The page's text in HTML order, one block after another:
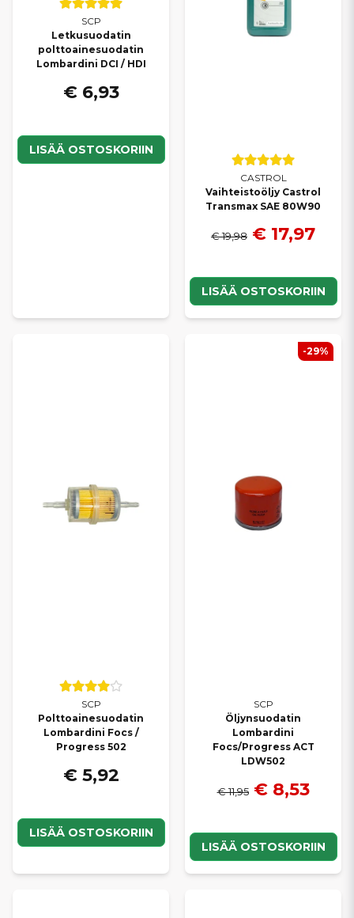
SCP
Letkusuodatin
polttoainesuodatin
Lombardini DCI / HDI
€ 6,93
LISÄÄ OSTOSKORIIN
CASTROL
Vaihteistoöljy Castrol
Transmax SAE 80W90
€ 19,98 € 17,97
LISÄÄ OSTOSKORIIN
SCP
Polttoainesuodatin
Lombardini Focs /
Progress 502
€ 5,92
LISÄÄ OSTOSKORIIN
SCP
Öljynsuodatin
Lombardini
Focs/Progress ACT
LDW502
€ 11,95 € 8,53
LISÄÄ OSTOSKORIIN
-29%